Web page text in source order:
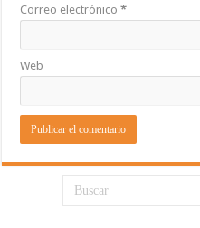
Correo electrónico*
Web